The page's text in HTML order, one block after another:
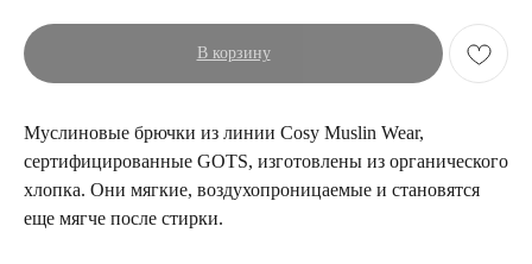
В корзину
Муслиновые брючки из линии Cosy Muslin Wear,
сертифицированные GOTS, изготовлены из органического
хлопка. Они мягкие, воздухопроницаемые и становятся
еще мягче после стирки.